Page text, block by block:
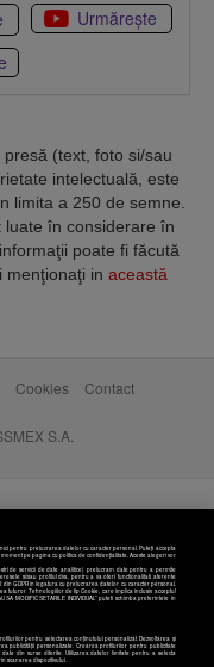
Urmărește
(text, foto si/sau
intelectuală, este
limita a 250 de semne.
luate în considerare în
poate fi făcută
menţionaţi in această
Cookies Contact
S.A.
pentru prelucrarea datelor cu caracter personal. Puteți accepta
pe pagina cu politica de confidențialitate. Aceste alegeri vor
de servicii de date analitice) prelucram date pentru a permite
si/sau profilul dvs., pentru a va oferi functionalitati aferente
GDPR in legatura cu prelucrarea datelor cu caracter personal.
tuturor Tehnologiilor de tip Cookie, care implica inclusiv acceptul
MODIFIC SETARILE INDIVIDUAL” puteti schimba preferintele in
pentru selectarea conținutului personalizat. Dezvoltarea și
publicității personalizate. Crearea profilurilor pentru publicitate
din surse diferite. Utilizarea datelor limitate pentru a selecta
scanarea dispozitivului.